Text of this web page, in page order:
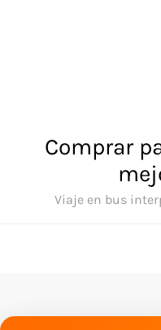
Comprar
Viaje en bus